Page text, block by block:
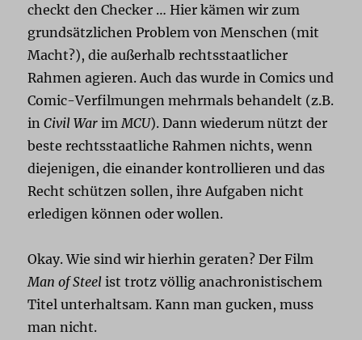
checkt den Checker … Hier kämen wir zum
grundsätzlichen Problem von Menschen (mit
Macht?), die außerhalb rechtsstaatlicher
Rahmen agieren. Auch das wurde in Comics und
Comic-Verfilmungen mehrmals behandelt (z.B.
inCivil War im MCU). Dann wiederum nützt der
beste rechtsstaatliche Rahmen nichts, wenn
diejenigen, die einander kontrollieren und das
Recht schützen sollen, ihre Aufgaben nicht
erledigen können oder wollen.
Okay. Wie sind wir hierhin geraten? Der Film
Man of Steel ist trotz völlig anachronistischem
Titel unterhaltsam. Kann man gucken, muss
man nicht.